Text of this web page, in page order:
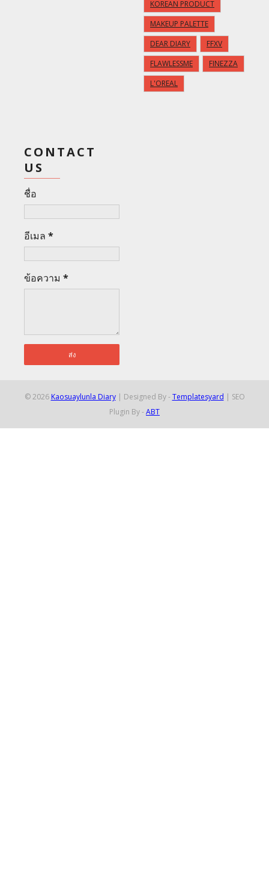
KOREAN PRODUCT
MAKEUP PALETTE
DEAR DIARY
FFXV
FLAWLESSME
FINEZZA
L'OREAL
CONTACT
US
ชื่อ
อีเมล *
ข้อความ *
©2026 Kaosuaylunla Diary| Designed By -Templatesyard | SEO
Plugin By -ABT